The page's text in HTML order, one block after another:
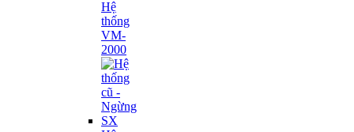
Hệ
thống
VM-
2000